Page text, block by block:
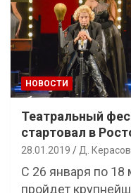
НОВОСТИ
Театральный
стартовал в
28.01.2019 Д. Керасов
С 26 января по 18
пройдет